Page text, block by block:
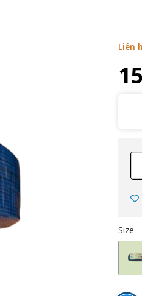
Liên
Size